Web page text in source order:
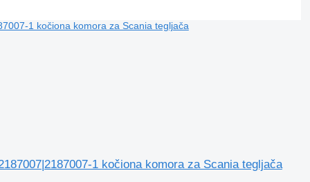
1 kočiona komora za Scania tegljača